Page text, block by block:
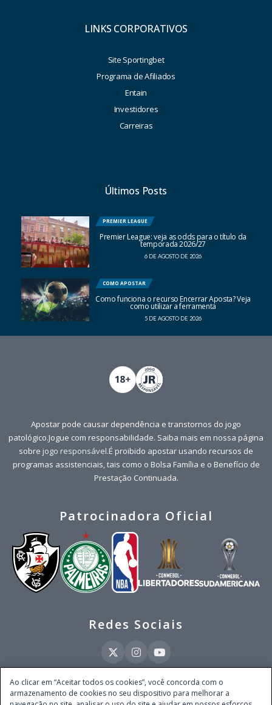
LINKS CORPORATIVOS
Site Sportingbet
Programa de Afiliados
Entain
Investidores
Carreiras
Últimos Posts
PREMIER LEAGUE
Premier League: veja as odds para o título da
temporada 2026/27
6 DE AGOSTO DE 2026
COMO APOSTAR
Como funciona o recurso Encerrar Aposta? Veja
como utilizar a ferramenta
5 DE AGOSTO DE 2026
Apostar pode causar dependência e transtornos do jogo
patológico.Jogue com responsabilidade. Saiba mais em nossa página
sobre jogo responsável.É proibido apostar usando recursos de
programas assistenciais, tais como o Bolsa Família e o Benefício de
Prestação Continuada.
Patrocinadora Oficial
Redes Sociais
Este site é operado pela Ventmear Brasil LTDA (CNPJ 52.868.380/0001-84), com
Ao clicar em “Aceitar todos os cookies”, você concorda com o
armazenamento de cookies no seu dispositivo para melhorar a